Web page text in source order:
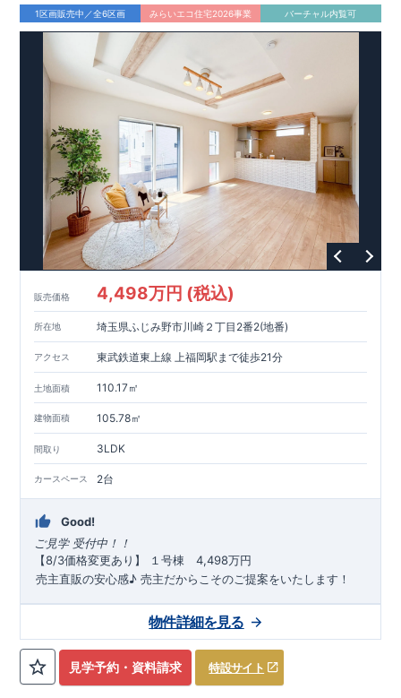
燥までおまかせで、ゆとりの時間が生まれます♪
・折上天井・勾配天井を採用し、奥行きと開放感ある上質な空
アクセス
「今羽」
駅まで徒歩 12 自転車5分（
㎞）
駅まで徒歩 17分,自転車7分（1,4㎞）
・泰平小学校（徒歩6分）
・泰平中学校（徒歩
10
分）
・コモディイイダ東大宮店（徒歩 4分）
・ウエルシア上尾原市店（徒歩
分）
・ミニストップ上尾原市南店（徒歩 6分）
東栄住宅ブルーミングガーデンのこだわりの家づくり
全棟自社一貫体制
もっと詳しく
◇誰が、何をしたか。が明確だからこそ、お客様の安心に繋が
◇設計、施工、営業が互いに協力しあい、最良のプランを提供
いたします。
◇不要な中間マージンを抑えることで、コストダウンに努めて
耐震等級
取得
もっと詳しく
◇国が定めた耐震等級で最高の
た、｢数百年に一度発生する地震に対して、倒壊、崩壊しな
い。｣という基準から、さらに
す。
安心の長期優良住宅！
もっと詳しく
◇東栄住宅は、全
◇長期優良住宅とは、｢良い家を作って、きちんと手入れをし
て、長く大切に使う｣ことを目的とした認定制度。住宅ローン減
税、固定資産税などの税制優遇を受けられるだけでなく、中古
市場でも、長期優良住宅が有利に働きます。
住宅性能評価ダブル取得！
◇ 設計住宅性能評価
評価しております。
◇ 建設住宅性能評価 ：評価を受けた図面通りに施工されている
か、建設までに計4 回チェックが行われます。図面や書類上だ
けでなく、「現場の施工状況」を検査した上で、品質を保証し
もっと詳しく
◇最大60年間の品質保証、お引渡し後最大10回の無料定期点検
を実施
◇お引渡しからが本当のお付き合いだと考え、アフターサービ
スを外部の業者に委託せず、東栄住宅グループ「東栄ホームサ
1区画販売中／全6区画 みらいエコ住宅2026事業 バーチャル内覧可
販売価格 4,498万円 (税込)
所在地 埼玉県ふじみ野市川崎２丁目2番2(地番)
アクセス 東武鉄道東上線 上福岡駅まで徒歩21分
土地面積 110.17㎡
建物面積 105.78㎡
間取り 3LDK
カースペース 2台
Good!
ご見学​ 受付中！！
【8/3価格変更あり】 ​１号棟 4,498万円​​
売主直販の安心感♪ 売主だからこそのご提案をいたします！
★長期優良住宅取得で税制面の優遇あり
★住宅性能表示(建設)
★BELS評価書取得
◇◆教育・買い物施設も徒歩圏にそろう◆◇
●完成しました● 閑静な住宅街に位置し、子育てファミリーに
はピッタリ! 平日休日ご内覧可能です! 川越営業所 TEL:049-
見学予約・資料請求 特設サイト
物件詳細を見る